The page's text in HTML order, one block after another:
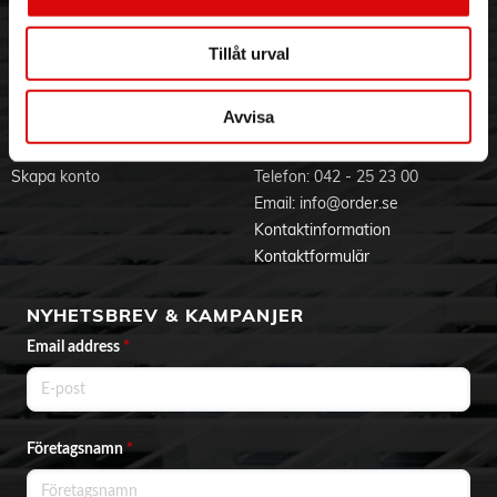
Tillåt urval
Avvisa
av forskning. *P&G:s beräkning baserad på externa årliga
försäljningsrapporter för schampokategorin, november 2023
- För varje hår- och hårbottentyp: Detta mjällschampo är
dermatologiskt testat och idealiskt för dagligt bruk
hjälp till att minska avfall med våra 1000 ml flaskor. Dra bara
upp pumpen för att aktivera dispensern
Jobba hos oss
Varumärken
Integritetspolicy
Om cookies
BLI KUND
Skapa konto
KONTAKTA OSS
Telefon: 042 - 25 23 00
Email: info@order.se
Kontaktinformation
Kontaktformulär
NYHETSBREV & KAMPANJER
Email address *
Företagsnamn*